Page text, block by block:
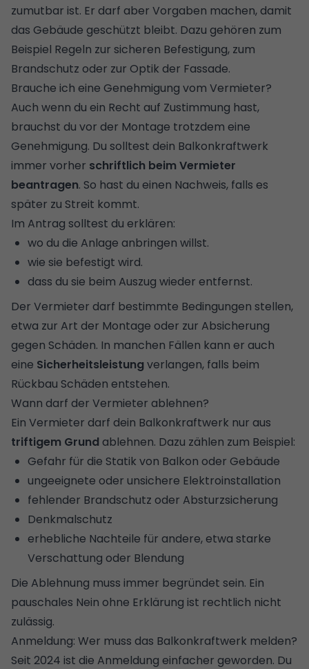
zumutbar ist. Er darf aber Vorgaben machen, damit
das Gebäude geschützt bleibt. Dazu gehören zum
Beispiel Regeln zur sicheren Befestigung, zum
Brandschutz oder zur Optik der Fassade.
Brauche ich eine Genehmigung vom Vermieter?
Auch wenn du ein Recht auf Zustimmung hast,
brauchst du vor der Montage trotzdem eine
Genehmigung. Du solltest dein Balkonkraftwerk
immer vorher schriftlich beim Vermieter
beantragen. So hast du einen Nachweis, falls es
später zu Streit kommt.
Im Antrag solltest du erklären:
wo du die Anlage anbringen willst.
wie sie befestigt wird.
dass du sie beim Auszug wieder entfernst.
Der Vermieter darf bestimmte Bedingungen stellen,
etwa zur Art der Montage oder zur Absicherung
gegen Schäden. In manchen Fällen kann er auch
eine Sicherheitsleistung verlangen, falls beim
Rückbau Schäden entstehen.
Wann darf der Vermieter ablehnen?
Ein Vermieter darf dein Balkonkraftwerk nur aus
triftigem Grund ablehnen. Dazu zählen zum Beispiel:
Gefahr für die Statik von Balkon oder Gebäude
ungeeignete oder unsichere Elektroinstallation
fehlender Brandschutz oder Absturzsicherung
Denkmalschutz
erhebliche Nachteile für andere, etwa starke
Verschattung oder Blendung
Die Ablehnung muss immer begründet sein. Ein
pauschales Nein ohne Erklärung ist rechtlich nicht
zulässig.
Anmeldung: Wer muss das Balkonkraftwerk melden?
Seit 2024 ist die Anmeldung einfacher geworden. Du